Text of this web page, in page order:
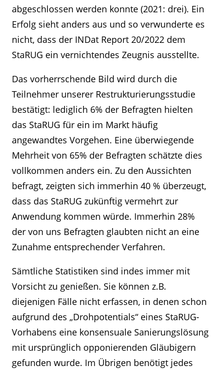
abgeschlossen werden konnte (2021: drei). Ein
Erfolg sieht anders aus und so verwunderte es
nicht, dass der INDat Report 20/2022 dem
StaRUG ein vernichtendes Zeugnis ausstellte.
Das vorherrschende Bild wird durch die
Teilnehmer unserer Restrukturierungsstudie
bestätigt: lediglich 6% der Befragten hielten
das StaRUG für ein im Markt häufig
angewandtes Vorgehen. Eine überwiegende
Mehrheit von 65% der Befragten schätzte dies
vollkommen anders ein. Zu den Aussichten
befragt, zeigten sich immerhin 40 % überzeugt,
dass das StaRUG zukünftig vermehrt zur
Anwendung kommen würde. Immerhin 28%
der von uns Befragten glaubten nicht an eine
Zunahme entsprechender Verfahren.
Sämtliche Statistiken sind indes immer mit
Vorsicht zu genießen. Sie können z.B.
diejenigen Fälle nicht erfassen, in denen schon
aufgrund des „Drohpotentials“ eines StaRUG-
Vorhabens eine konsensuale Sanierungslösung
mit ursprünglich opponierenden Gläubigern
gefunden wurde. Im Übrigen benötigt jedes